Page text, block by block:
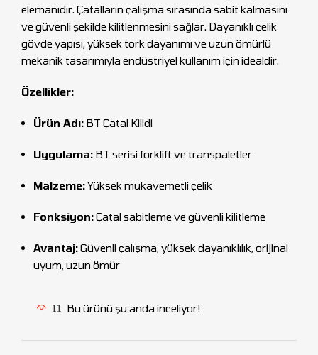
elemanıdır. Çatalların çalışma sırasında sabit kalmasını
ve güvenli şekilde kilitlenmesini sağlar. Dayanıklı çelik
gövde yapısı, yüksek tork dayanımı ve uzun ömürlü
mekanik tasarımıyla endüstriyel kullanım için idealdir.
Özellikler:
Ürün Adı: BT Çatal Kilidi
Uygulama: BT serisi forklift ve transpaletler
Malzeme:Yüksek mukavemetli çelik
Fonksiyon:Çatal sabitleme ve güvenli kilitleme
Avantaj:Güvenli çalışma, yüksek dayanıklılık, orijinal
uyum, uzun ömür
11 Bu ürünü şu anda inceliyor!